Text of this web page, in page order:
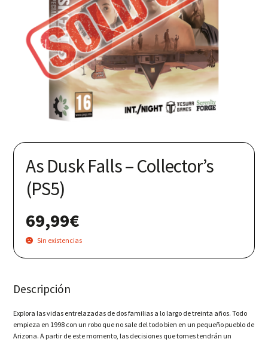
As Dusk Falls – Collector’s
(PS5)
69,99€
Sin existencias
Descripción
Explora las vidas entrelazadas de dos familias a lo largo de treinta años. Todo
empieza en 1998 con un robo que no sale del todo bien en un pequeño pueblo de
Arizona. A partir de este momento, las decisiones que tomes tendrán un
Contacto
Carrito
Nuestras redes: